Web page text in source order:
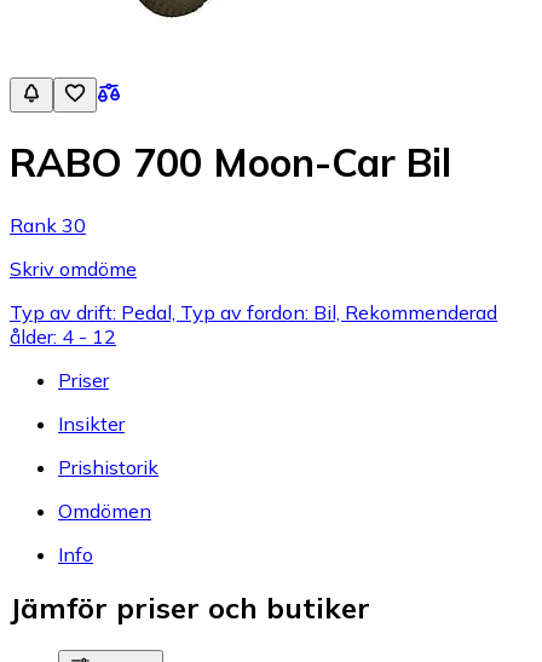
RABO 700 Moon-Car Bil
Rank 30
Skriv omdöme
Typ av drift: Pedal, Typ av fordon: Bil, Rekommenderad
ålder: 4 - 12
Priser
Insikter
Prishistorik
Omdömen
Info
Jämför priser och butiker